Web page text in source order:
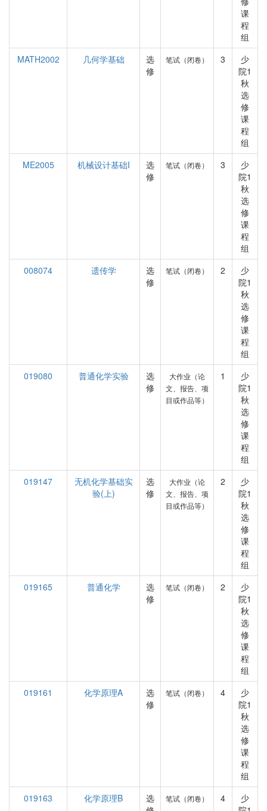
课
程
组
MATH2002
几何学基础
选
修
笔试（闭卷） 3
少
院1
秋
选
修
课
程
组
ME2005
机械设计基础I
选
修
笔试（闭卷） 3
少
院1
秋
选
修
课
程
组
008074
遗传学
选
修
笔试（闭卷） 2
少
院1
秋
选
修
课
程
组
019080
普通化学实验
选
修
大作业（论
文、报告、项
目或作品等）
1
少
院1
秋
选
修
课
程
组
019147
无机化学基础实
验(上)
选
修
大作业（论
文、报告、项
目或作品等）
2
少
院1
秋
选
修
课
程
组
019165
普通化学
选
修
笔试（闭卷） 2
少
院1
秋
选
修
课
程
组
019161
化学原理A
选
修
笔试（闭卷） 4
少
院1
秋
选
修
课
程
组
019163
化学原理B
选
笔试（闭卷） 4
少